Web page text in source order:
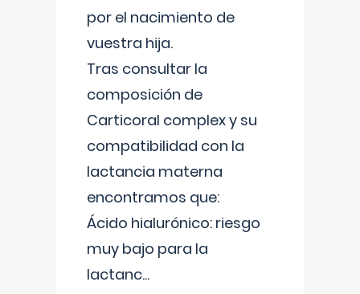
por el nacimiento de
vuestra hija.
Tras consultar la
composición de
Carticoral complex y su
compatibilidad con la
lactancia materna
encontramos que:
Ácido hialurónico: riesgo
muy bajo para la
lactanc...